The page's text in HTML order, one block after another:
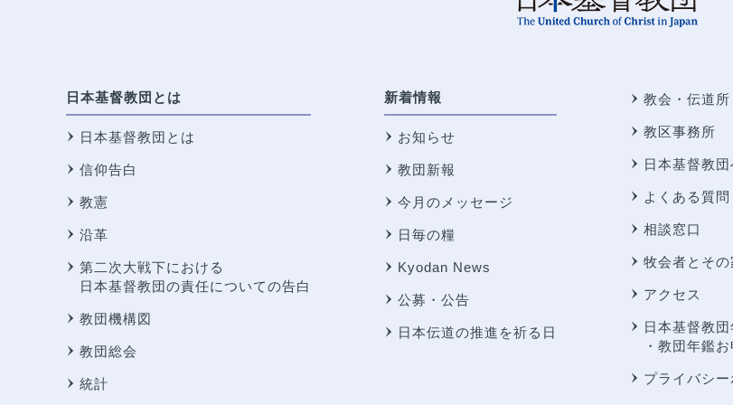
日本基督教団とは
日本基督教団とは
信仰告白
教憲
沿革
第二次大戦下における
日本基督教団の責任についての告白
教団機構図
教団総会
統計
新着情報
お知らせ
教団新報
今月のメッセージ
日毎の糧
Kyodan News
公募・公告
日本伝道の推進を祈る日
教会・伝道所
教区事務所
日本基督教
よくある質問
相談窓口
牧会者とそ
アクセス
日本基督教
・教団年鑑
プライバシ